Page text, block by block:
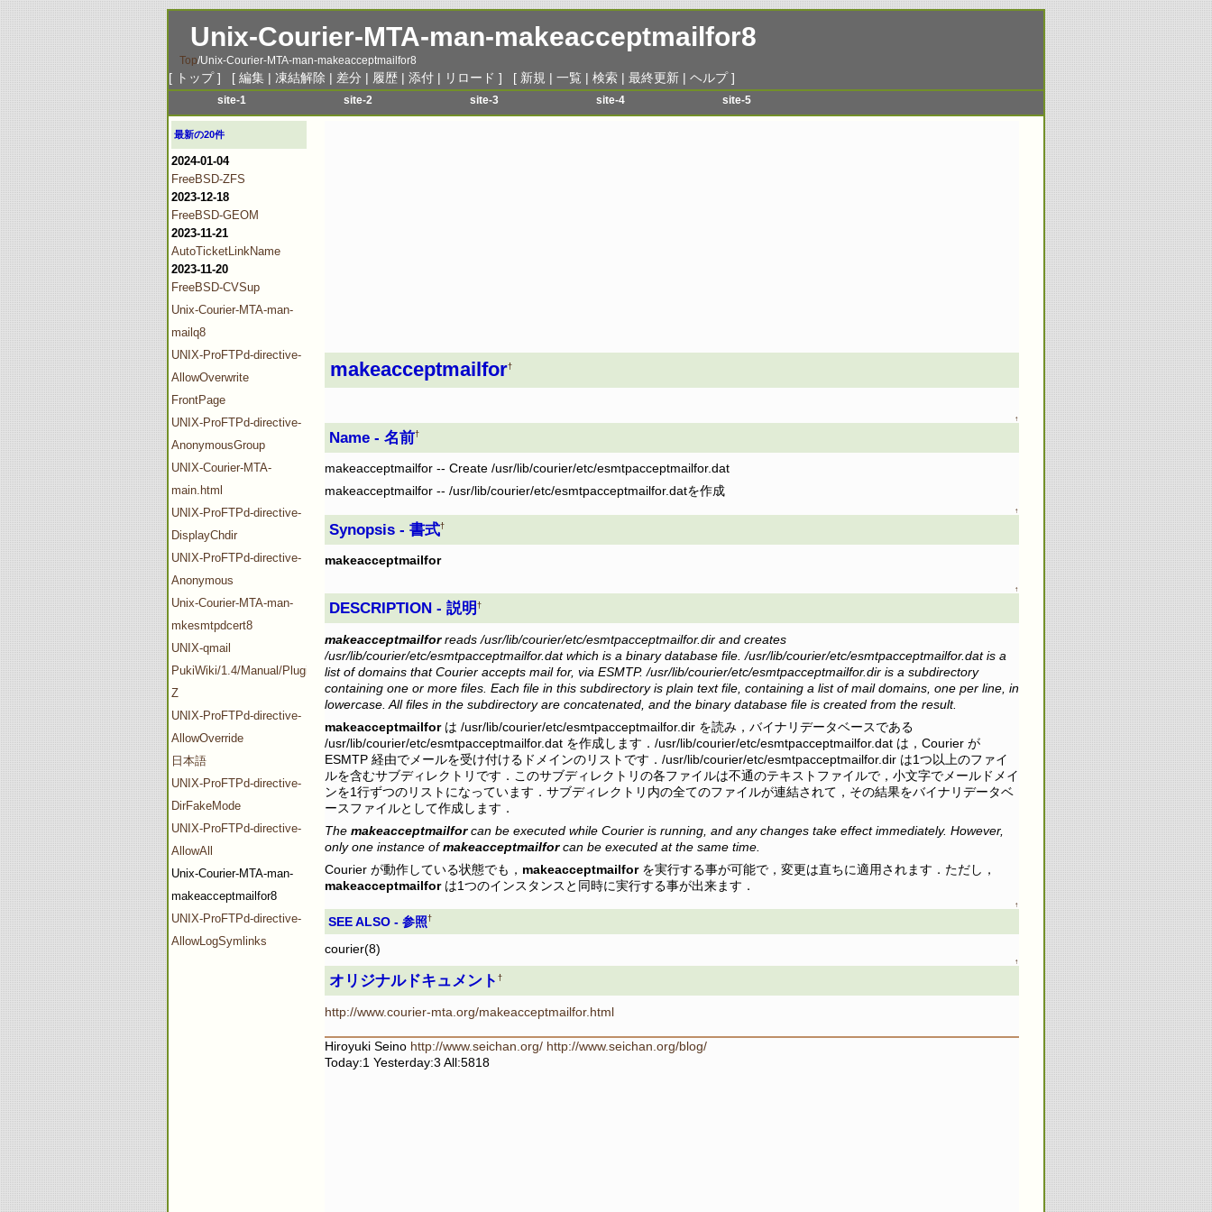
Unix-Courier-MTA-man-makeacceptmailfor8
Top/Unix-Courier-MTA-man-makeacceptmailfor8
[ トップ] [ 編集 | 凍結解除 | 差分 | 履歴 | 添付 | リロード ] [ 新規 | 一覧 | 検索 | 最終更新 | ヘルプ]
site-1
menu-1
menu-2
menu-3
menu-5
menu-6
site-2
menu-1
site-3
site-4
site-5
最新の20件
2024-01-04
FreeBSD-ZFS
2023-12-18
FreeBSD-GEOM
2023-11-21
AutoTicketLinkName
2023-11-20
FreeBSD-CVSup
Unix-Courier-MTA-man-
mailq8
UNIX-ProFTPd-directive-
AllowOverwrite
FrontPage
UNIX-ProFTPd-directive-
AnonymousGroup
UNIX-Courier-MTA-
main.html
UNIX-ProFTPd-directive-
DisplayChdir
UNIX-ProFTPd-directive-
Anonymous
Unix-Courier-MTA-man-
mkesmtpdcert8
UNIX-qmail
PukiWiki/1.4/Manual/Plugin/V-
Z
UNIX-ProFTPd-directive-
AllowOverride
日本語
UNIX-ProFTPd-directive-
DirFakeMode
UNIX-ProFTPd-directive-
AllowAll
Unix-Courier-MTA-man-
makeacceptmailfor8
UNIX-ProFTPd-directive-
AllowLogSymlinks
makeacceptmailfor†
↑
Name - 名前†
makeacceptmailfor -- Create /usr/lib/courier/etc/esmtpacceptmailfor.dat
makeacceptmailfor -- /usr/lib/courier/etc/esmtpacceptmailfor.datを作成
↑
Synopsis - 書式†
makeacceptmailfor
↑
DESCRIPTION - 説明†
makeacceptmailforreads /usr/lib/courier/etc/esmtpacceptmailfor.dir and creates
/usr/lib/courier/etc/esmtpacceptmailfor.dat which is a binary database file. /usr/lib/courier/etc/esmtpacceptmailfor.dat is a
list of domains that Courier accepts mail for, via ESMTP. /usr/lib/courier/etc/esmtpacceptmailfor.dir is a subdirectory
containing one or more files. Each file in this subdirectory is plain text file, containing a list of mail domains, one per line, in
lowercase. All files in the subdirectory are concatenated, and the binary database file is created from the result.
makeacceptmailforは /usr/lib/courier/etc/esmtpacceptmailfor.dir を読み，バイナリデータベースである
/usr/lib/courier/etc/esmtpacceptmailfor.dat を作成します．/usr/lib/courier/etc/esmtpacceptmailfor.dat は，Courier が
ESMTP 経由でメールを受け付けるドメインのリストです．/usr/lib/courier/etc/esmtpacceptmailfor.dir は1つ以上のファイ
ルを含むサブディレクトリです．このサブディレクトリの各ファイルは不通のテキストファイルで，小文字でメールドメイ
ンを1行ずつのリストになっています．サブディレクトリ内の全てのファイルが連結されて，その結果をバイナリデータベ
ースファイルとして作成します．
The makeacceptmailforcan be executed while Courier is running, and any changes take effect immediately. However,
only one instance ofmakeacceptmailforcan be executed at the same time.
Courier が動作している状態でも， makeacceptmailforを実行する事が可能で，変更は直ちに適用されます．ただし，
makeacceptmailforは1つのインスタンスと同時に実行する事が出来ます．
↑
SEE ALSO - 参照†
courier(8)
↑
オリジナルドキュメント†
http://www.courier-mta.org/makeacceptmailfor.html
Hiroyuki Seino http://www.seichan.org/ http://www.seichan.org/blog/
Today:1 Yesterday:3 All:5818